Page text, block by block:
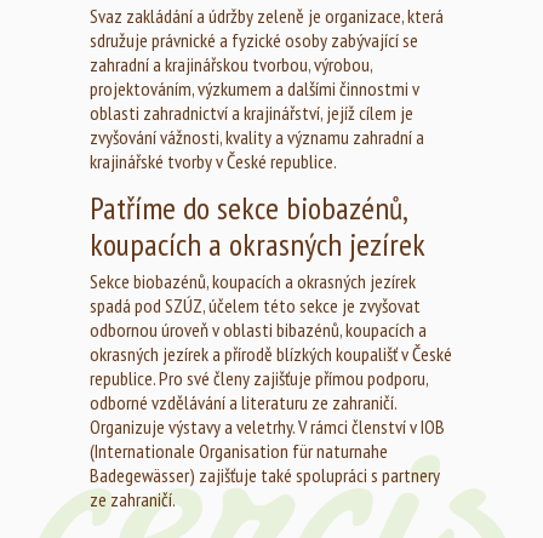
Svaz zakládání a údržby zeleně je organizace, která
sdružuje právnické a fyzické osoby zabývající se
zahradní a krajinářskou tvorbou, výrobou,
projektováním, výzkumem a dalšími činnostmi v
oblasti zahradnictví a krajinářství, jejíž cílem je
zvyšování vážnosti, kvality a významu zahradní a
krajinářské tvorby v České republice.
Patříme do sekce biobazénů,
koupacích a okrasných jezírek
Sekce biobazénů, koupacích a okrasných jezírek
spadá pod SZÚZ, účelem této sekce je zvyšovat
odbornou úroveň v oblasti bibazénů, koupacích a
okrasných jezírek a přírodě blízkých koupališť v České
republice. Pro své členy zajišťuje přímou podporu,
odborné vzdělávání a literaturu ze zahraničí.
Organizuje výstavy a veletrhy. V rámci členství v IOB
(Internationale Organisation für naturnahe
Badegewässer) zajišťuje také spolupráci s partnery
ze zahraničí.